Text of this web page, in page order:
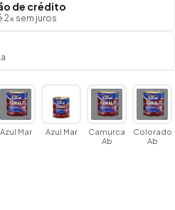
de crédito
2× sem juros
Azul Mar Azul Mar
Camurca
Ab
Colorado
Ab